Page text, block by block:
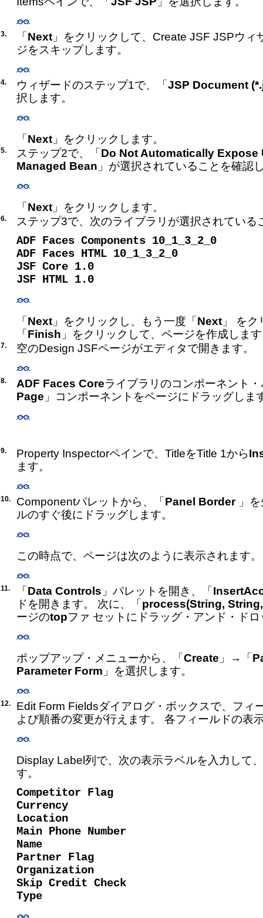
3. 「Next 」をクリックして、Create JSF JSPウィ
ジをスキップします。
4. ウィザードのステップ1で、「JSP Document
択します。
「Next 」をクリックします。
5. ステップ2で、「Do Not Automatically Expose
Managed Bean 」が選択されていることを確認
「Next 」をクリックします。
6.
ステップ3で、次のライブラリが選択されている
ADF Faces Components 10_1_3_2_0
ADF Faces HTML 10_1_3_2_0
JSF Core 1.0
JSF HTML 1.0
「Next 」をクリックし、もう一度「Next 」 を
「Finish 」をクリックして、ページを作成しま
7. 空のDesign JSFページがエディタで開きます。
8. ADF Faces Coreライブラリのコンポーネント
Page 」コンポーネントをページにドラッグしま
9. Property Inspectorペインで、TitleをTitle 1から
ます。
10. Componentパレットから、「Panel Border 」
ルのすぐ後にドラッグします。
この時点で、ページは次のように表示されます。
11. 「Data Controls 」パレットを開き、「
ドを開きます。 次に、「process(String,
ージのtopファ セットにドラッグ・アンド・ド
ポップアップ・メニューから、「Create 」→「
Parameter Form 」を選択します。
12.
Edit Form Fieldsダイアログ・ボックスで、フィ
よび順番の変更が行えます。 各フィールドの表
Display Label列で、次の表示ラベルを入力して
す。
Competitor Flag
Currency
Location
Main Phone Number
Name
Partner Flag
Organization
Skip Credit Check
Type